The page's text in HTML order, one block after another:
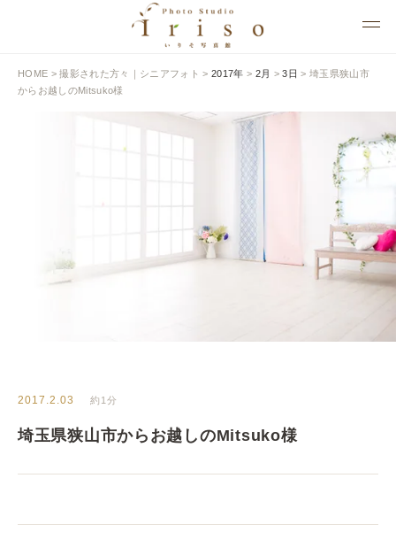
HOME >撮影された方々｜シニアフォト > 2017年 > 2月 >3日 > 埼玉県狭山市
からお越しのMitsuko様
2017.2.03 約1分
埼玉県狭山市からお越しのMitsuko様